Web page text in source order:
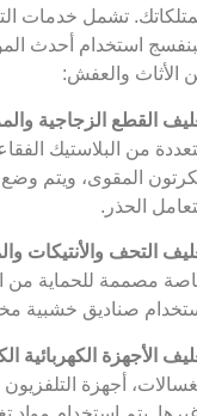
تشمل خدمات
استخدام أحدث
الأثاث والعفش:
القطع الزجاجية
من البلاستيك
المقوى، ويتم
الحذر.
التحف والأنتيكات
مصممة للحماية من
صناديق خشبية
الأجهزة الكهربائية
أجهزة